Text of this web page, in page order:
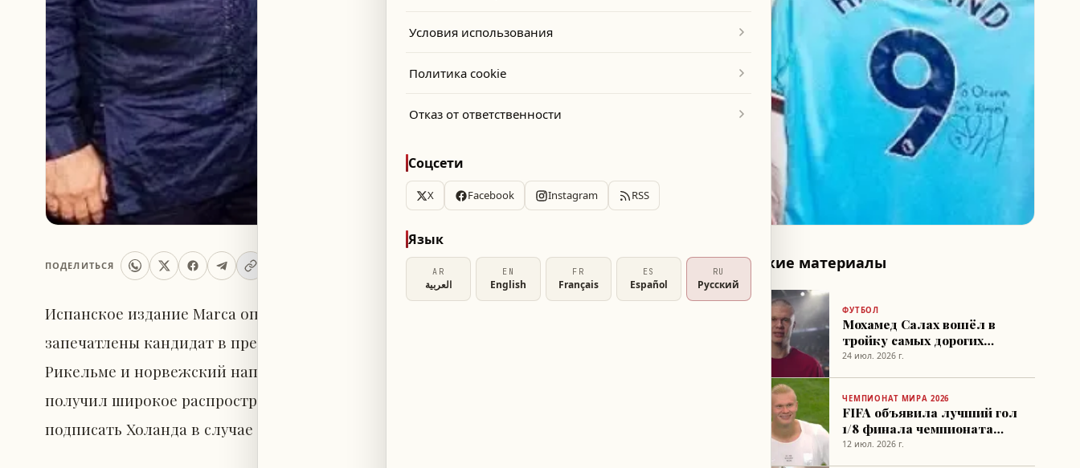
ПОДЕЛИТЬСЯ
Испанское издание Marca опубликовало архивное фото 2021 года, на котором
запечатлены кандидат в президенты футбольного клуба «Реал Мадрид» Энрике
Рикельме и норвежский нападающий «Манчестер Сити» Эрлинг Холанд. Снимок
получил широкое распространение после заявления Рикельме о намерении
подписать Холанда в случае победы на выборах.
Похожие материалы
ФУТБОЛ
Мохамед Салах вошёл в
тройку самых дорогих
игроков Fantasy Премьер-
24 июл. 2026 г.
ЧЕМПИОНАТ МИРА 2026
FIFA объявила лучший гол
1/8 финала чемпионата
мира 2026
12 июл. 2026 г.
Условия использования
Политика cookie
Отказ от ответственности
Соцсети
X Facebook Instagram RSS
Язык
AR
العربية
EN
English
FR
Français
ES
Español
RU
Русский